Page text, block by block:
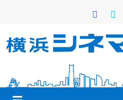
ン
横
浜